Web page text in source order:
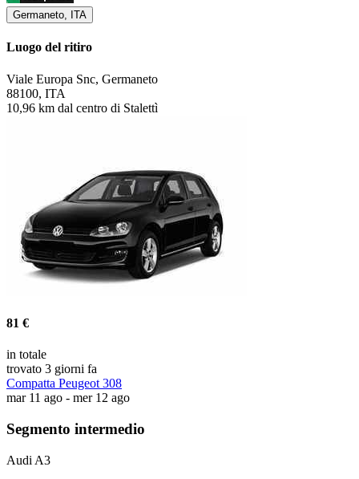
Germaneto, ITA
Luogo del ritiro
Viale Europa Snc, Germaneto
88100, ITA
10,96 km dal centro di Stalettì
81 €
in totale
trovato 3 giorni fa
Compatta Peugeot 308
mar 11 ago - mer 12 ago
Segmento intermedio
Audi A3